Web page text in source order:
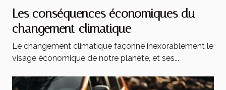
Les conséquences économiques du
changement climatique
Le changement climatique façonne inexorablement le
visage économique de notre planète, et ses...